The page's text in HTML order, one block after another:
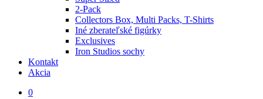
2-Pack
Collectors Box, Multi Packs, T-Shirts
Iné zberateľské figúrky
Exclusives
Iron Studios sochy
Kontakt
Akcia
0